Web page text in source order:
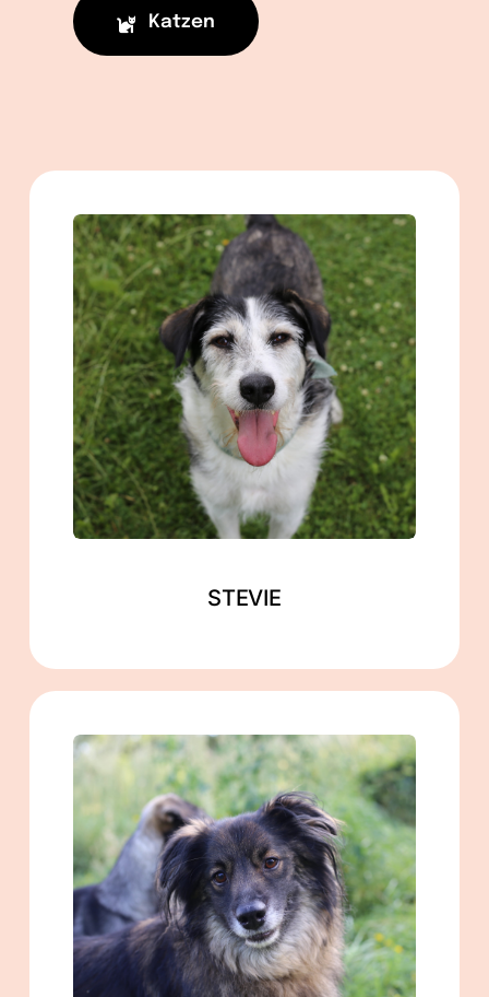
Katzen
männlich
geb. ca. 02/2020
ca. 57 cm
in Berlin
Mehr lesen
STEVIE
männlich
geb. ca. 11/2019
ca. 48 cm
in Zahna-Elster